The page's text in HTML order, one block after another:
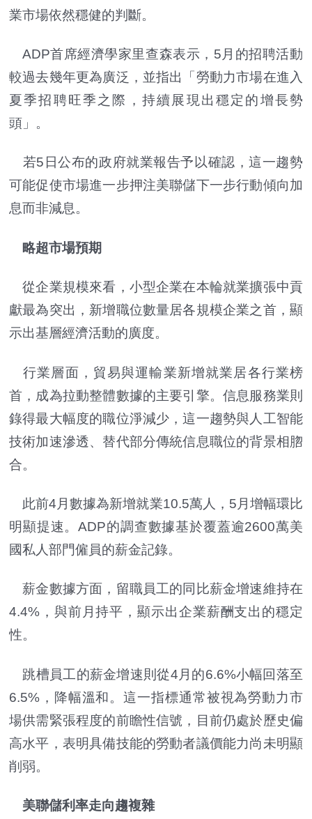
業市場依然穩健的判斷。
ADP首席經濟學家里查森表示，5月的招聘活動
較過去幾年更為廣泛，並指出「勞動力市場在進入
夏季招聘旺季之際，持續展現出穩定的增長勢
頭」。
若5日公布的政府就業報告予以確認，這一趨勢
可能促使市場進一步押注美聯儲下一步行動傾向加
息而非減息。
略超市場預期
從企業規模來看，小型企業在本輪就業擴張中貢
獻最為突出，新增職位數量居各規模企業之首，顯
示出基層經濟活動的廣度。
行業層面，貿易與運輸業新增就業居各行業榜
首，成為拉動整體數據的主要引擎。信息服務業則
錄得最大幅度的職位淨減少，這一趨勢與人工智能
技術加速滲透、替代部分傳統信息職位的背景相脗
合。
此前4月數據為新增就業10.5萬人，5月增幅環比
明顯提速。ADP的調查數據基於覆蓋逾2600萬美
國私人部門僱員的薪金記錄。
薪金數據方面，留職員工的同比薪金增速維持在
4.4%，與前月持平，顯示出企業薪酬支出的穩定
性。
跳槽員工的薪金增速則從4月的6.6%小幅回落至
6.5%，降幅溫和。這一指標通常被視為勞動力市
場供需緊張程度的前瞻性信號，目前仍處於歷史偏
高水平，表明具備技能的勞動者議價能力尚未明顯
削弱。
美聯儲利率走向趨複雜